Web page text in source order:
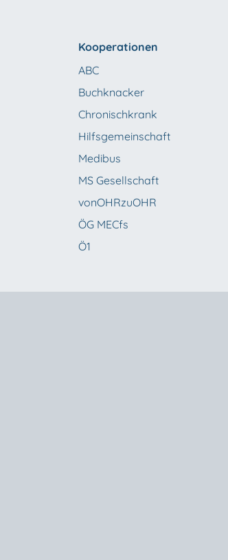
Kooperationen
ABC
Buchknacker
Chronischkrank
Hilfsgemeinschaft
Medibus
MS Gesellschaft
vonOHRzuOHR
ÖG MECfs
Ö1